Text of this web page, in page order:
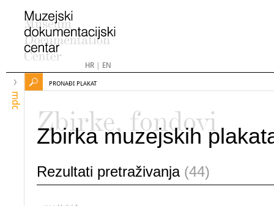
HR| EN
mdc
PRONAĐI PLAKAT
Zbirke, fondovi
Zbirka muzejskih
Rezultati pretraživanja (44)